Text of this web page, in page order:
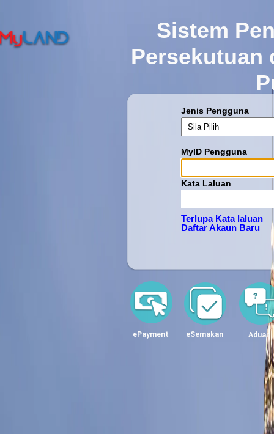
Sistem
Persekutuan
Jenis Pengguna
MyID Pengguna
Kata Laluan
Terlupa Kata laluan
Daftar Akaun Baru
ePayment eSemakan Aduan